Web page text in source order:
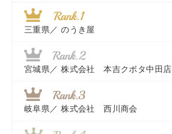
三重県／ のうき屋
宮城県／ 株式会社 本吉クボタ中田店
岐阜県／ 株式会社 西川商会